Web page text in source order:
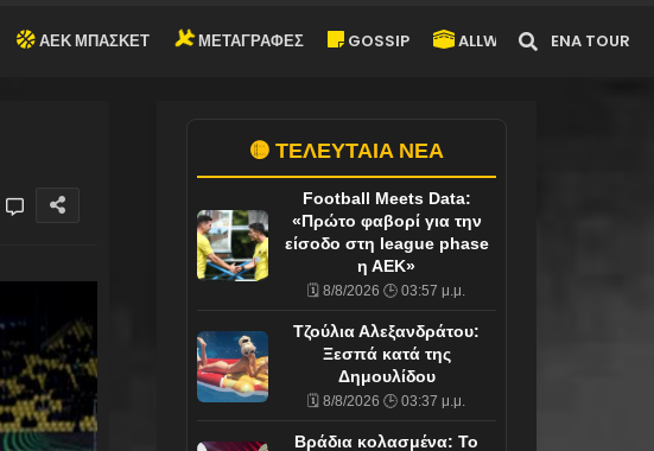
ΑΕΚ ΜΠΑΣΚΕΤ ΜΕΤΑΓΡΑΦΕΣ GOSSIP ALLWYN-ARENA TOUR
🟡 ΤΕΛΕΥΤΑΙΑ ΝΕΑ
Football Meets Data:
«Πρώτο φαβορί για την
είσοδο στη league phase
η ΑΕΚ»
🗓️ 8/8/2026 🕒 03:57 μ.μ.
Τζούλια Αλεξανδράτου:
Ξεσπά κατά της
Δημουλίδου
🗓️ 8/8/2026 🕒 03:37 μ.μ.
Βράδια κολασμένα: Το